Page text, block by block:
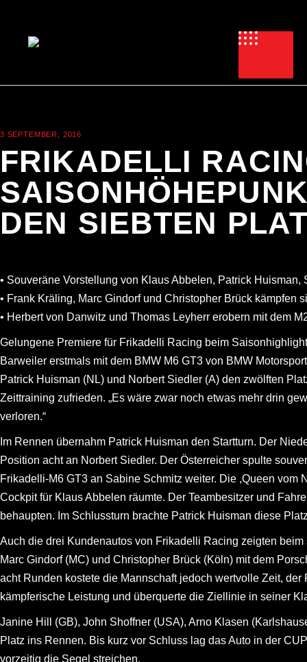
3 SEPTEMBER, 2016
FRIKADELLI
DEN SIEBTEN
• Souveräne Vorstellung von Klaus Abbelen, Patrick
• Frank Kräling, Marc Gindorf und Christopher Brück
• Herbert von Danwitz und Thomas Leyherr erobern mit dem
Gelungene Premiere für Frikadelli Racing beim
Barweiler erstmals mit dem BMW M6 GT3 von BMW
Patrick Huisman (NL) und Norbert Siedler (A) den zwölften
Zeittraining zufrieden. „Es wäre zwar noch etwas mehr drin
verloren.“
Im Rennen übernahm Patrick Huisman den Startturn. Der
Position acht an Norbert Siedler. Der Österreicher spulte
Frikadelli-M6 GT3 an Sabine Schmitz weiter. Die ,Queen vom
Cockpit für Klaus Abbelen räumte. Der Teambesitzer und
behaupten. Im Schlussturn brachte Patrick Huisman diese
Auch die drei Kundenautos von Frikadelli Racing zeigten
Marc Gindorf (MC) und Christopher Brück (Köln) mit dem
acht Runden kostete die Mannschaft jedoch wertvolle Zeit,
kämpferische Leistung und überquerte die Ziellinie in seiner
Janine Hill (GB), John Shoffner (USA), Arno Klasen
Platz ins Rennen. Bis kurz vor Schluss lag das Auto in der
vorzeitig die Segel streichen.